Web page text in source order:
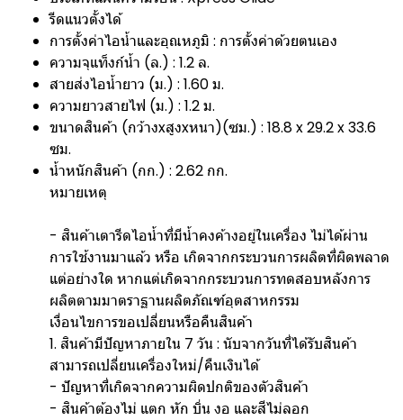
รีดแนวตั้งได้
การตั้งค่าไอน้ำและอุณหภูมิ : การตั้งค่าด้วยตนเอง
ความจุแท็งก์น้ำ (ล.) : 1.2 ล.
สายส่งไอน้ำยาว (ม.) : 1.60 ม.
ความยาวสายไฟ (ม.) : 1.2 ม.
ขนาดสินค้า (กว้างxสูงxหนา)(ซม.) : 18.8 x 29.2 x 33.6
ซม.
น้ำหนักสินค้า (กก.) : 2.62 กก.
หมายเหตุ
- สินค้าเตารีดไอน้ำที่มีน้ำคงค้างอยู่ในเครื่อง ไม่ได้ผ่าน
การใช้งานมาแล้ว หรือ เกิดจากกระบวนการผลิตที่ผิดพลาด
แต่อย่างใด หากแต่เกิดจากกระบวนการทดสอบหลังการ
ผลิตตามมาตราฐานผลิตภัณฑ์อุตสาหกรรม
เงื่อนไขการขอเปลี่ยนหรือคืนสินค้า
1. สินค้ามีปัญหาภายใน 7 วัน : นับจากวันที่ได้รับสินค้า
สามารถเปลี่ยนเครื่องใหม่/คืนเงินได้
- ปัญหาที่เกิดจากความผิดปกติของตัวสินค้า
- สินค้าต้องไม่ แตก หัก บิ่น งอ และสีไม่ลอก